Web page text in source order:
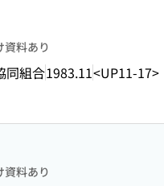
資料あり
同組合1983.11<UP11-17>
資料あり